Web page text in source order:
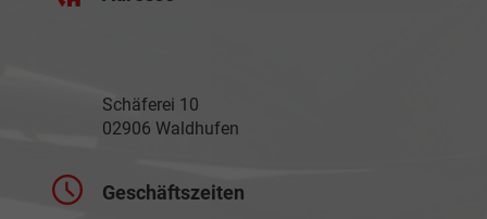
Schäferei 10
02906 Waldhufen
Geschäftszeiten